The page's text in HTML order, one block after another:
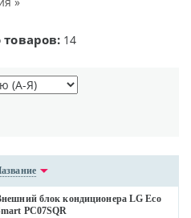
14
блок кондиционера LG Eco
PC07SQR